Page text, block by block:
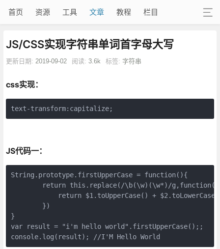
首页 资源 工具 文章 教程 栏目
JS/CSS实现字符串单词首字母大写
更新日期: 2019-09-02 阅读: 3.6k 标签: 字符串
css实现：
text-transform:capitalize;
JS代码一：
String.prototype.firstUpperCase = function(){
return this.replace(/\b(\w)(\w*)/
return $1.toUpperCase() +
        })
}
var result = "i'm hello world".firstUpperCase();;
console.log(result); //I'M Hello World